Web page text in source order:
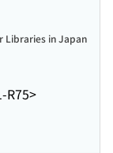
R75>
Libraries in Japan